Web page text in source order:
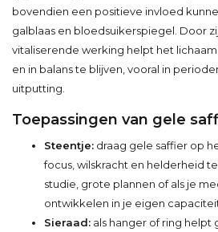
bovendien een positieve invloed
galblaas en bloedsuikerspiegel. Door
vitaliserende werking helpt het
en in balans te blijven, vooral in
uitputting.
Toepassingen van gele
Steentje: draag gele saffier op
focus, wilskracht en helderheid
studie, grote plannen of als je
ontwikkelen in je eigen
Sieraad: als hanger of ring helpt